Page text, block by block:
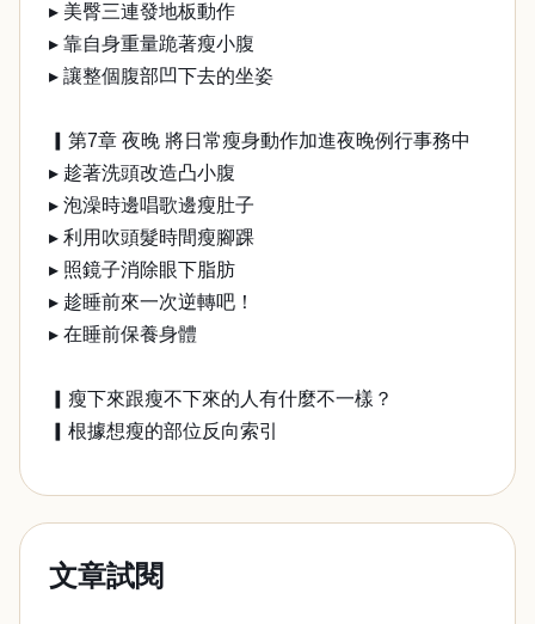
▸ 美臀三連發地板動作
▸ 靠自身重量跪著瘦小腹
▸ 讓整個腹部凹下去的坐姿
▎第7章 夜晚 將日常瘦身動作加進夜晚例行事務中
▸ 趁著洗頭改造凸小腹
▸ 泡澡時邊唱歌邊瘦肚子
▸ 利用吹頭髮時間瘦腳踝
▸ 照鏡子消除眼下脂肪
▸ 趁睡前來一次逆轉吧！
▸ 在睡前保養身體
▎瘦下來跟瘦不下來的人有什麼不一樣？
▎根據想瘦的部位反向索引
文章試閱